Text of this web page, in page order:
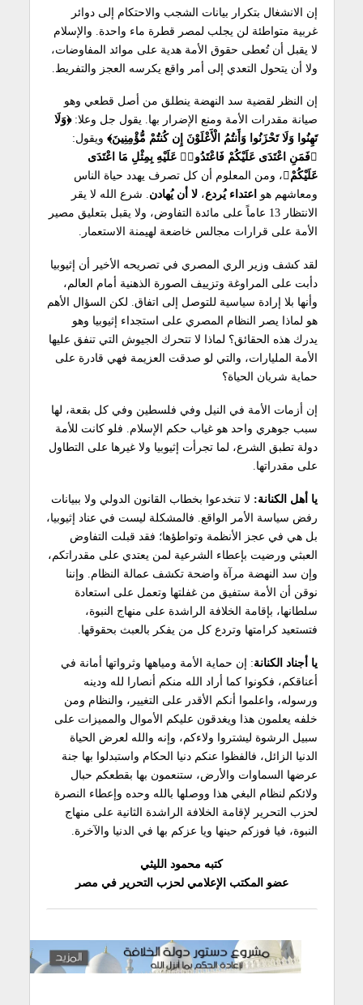
إن الانشغال بتكرار بيانات الشجب والاحتكام إلى دوائر
غربية متواطئة لن يجلب لمصر قطرة ماء واحدة. والإسلام
لا يقبل أن تُعطى حقوق الأمة هدية على موائد المفاوضات،
ولا أن يتحول التعدي إلى أمر واقع يكرسه العجز والتفريط.
إن النظر لقضية سد النهضة ينطلق من أصل قطعي وهو
صيانة مقدرات الأمة ومنع الإضرار بها. يقول جل وعلا:﴿وَلَا
تَهِنُوا وَلَا تَحْزَنُوا وَأَنتُمُ الْأَعْلَوْنَ إِن كُنتُمْ مُّؤْمِنِينَ﴾ ويقول:
﴿فَمَنِ اعْتَدَى عَلَيْكُمْ فَاعْتَدُوا۟ عَلَيْهِ بِمِثْلِ مَا اعْتَدَى
عَلَيْكُمْ﴾، ومن المعلوم أن كل تصرف يهدد حياة الناس
ومعاشهم هو اعتداء يُردع،لا أن يُهادن. شرع الله لا يقر
الانتظار 13 عاماً على مائدة التفاوض، ولا يقبل بتعليق مصير
الأمة على قرارات مجالس خاضعة لهيمنة الاستعمار.
لقد كشف وزير الري المصري في تصريحه الأخير أن إثيوبيا
دأبت على المراوغة وتزييف الصورة الذهنية أمام العالم،
وأنها بلا إرادة سياسية للتوصل إلى اتفاق. لكن السؤال الأهم
هو لماذا يصر النظام المصري على استجداء إثيوبيا وهو
يدرك هذه الحقائق؟ لماذا لا تتحرك الجيوش التي تنفق عليها
الأمة المليارات، والتي لو صدقت العزيمة فهي قادرة على
حماية شريان الحياة؟
إن أزمات الأمة في النيل وفي فلسطين وفي كل بقعة، لها
سبب جوهري واحد هو غياب حكم الإسلام. فلو كانت للأمة
دولة تطبق الشرع، لما تجرأت إثيوبيا ولا غيرها على التطاول
على مقدراتها.
يا أهل الكنانة: لا تنخدعوا بخطاب القانون الدولي ولا ببيانات
رفض سياسة الأمر الواقع. فالمشكلة ليست في عناد إثيوبيا،
بل هي في عجز الأنظمة وتواطؤها؛ فقد قبلت التفاوض
العبثي ورضيت بإعطاء الشرعية لمن يعتدي على مقدراتكم،
وإن سد النهضة مرآة واضحة تكشف عمالة النظام. وإننا
نوقن أن الأمة ستفيق من غفلتها وتعمل على استعادة
سلطانها، بإقامة الخلافة الراشدة على منهاج النبوة،
فتستعيد كرامتها وتردع كل من يفكر بالعبث بحقوقها.
يا أجناد الكنانة: إن حماية الأمة ومياهها وثرواتها أمانة في
أعناقكم، فكونوا كما أراد الله منكم أنصارا لله ودينه
ورسوله، واعلموا أنكم الأقدر على التغيير، والنظام ومن
خلفه يعلمون هذا ويغدقون عليكم الأموال والمميزات على
سبيل الرشوة ليشتروا ولاءكم، وإنه والله لعرض الحياة
الدنيا الزائل، فالفظوا عنكم دنيا الحكام واستبدلوا بها جنة
عرضها السماوات والأرض، ستنعمون بها بقطعكم حبال
ولائكم لنظام البغي هذا ووصلها بالله وحده وإعطاء النصرة
لحزب التحرير لإقامة الخلافة الراشدة الثانية على منهاج
النبوة، فيا فوزكم حينها ويا عزكم بها في الدنيا والآخرة.
كتبه محمود الليثي
عضو المكتب الإعلامي لحزب التحرير في مصر